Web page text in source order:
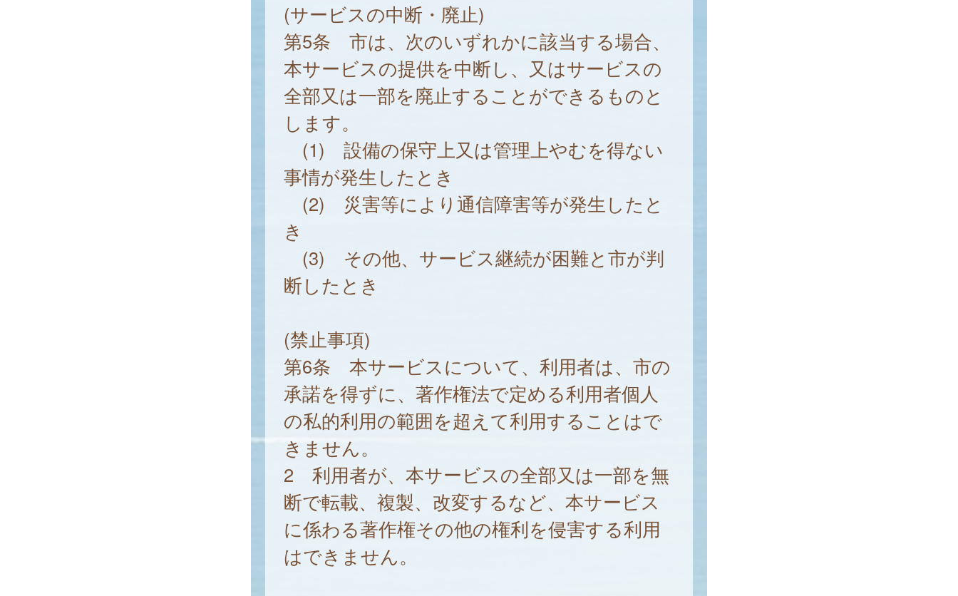
(サービスの中断・廃止)
第5条 市は、次のいずれかに該当する場合、
本サービスの提供を中断し、又はサービスの
全部又は一部を廃止することができるものと
します。
(1) 設備の保守上又は管理上やむを得ない
事情が発生したとき
(2) 災害等により通信障害等が発生したと
き
(3) その他、サービス継続が困難と市が判
断したとき
(禁止事項)
第6条 本サービスについて、利用者は、市の
承諾を得ずに、著作権法で定める利用者個人
の私的利用の範囲を超えて利用することはで
きません。
2 利用者が、本サービスの全部又は一部を無
断で転載、複製、改変するなど、本サービス
に係わる著作権その他の権利を侵害する利用
はできません。